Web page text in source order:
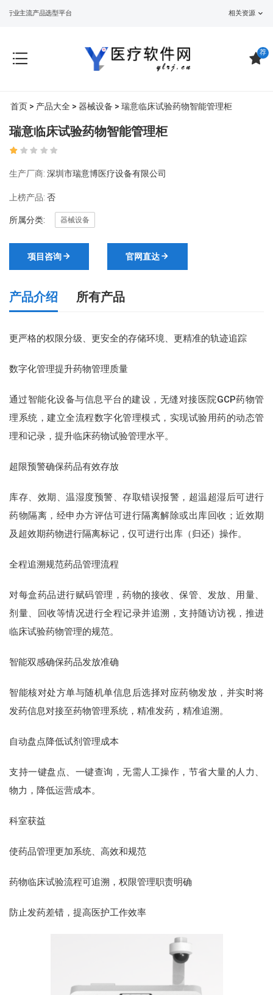
主流产品选型平台 相关资源
荐
首页 > 产品大全 > 器械设备 > 瑞意临床试验药物智能管理柜
瑞意临床试验药物智能管理柜
生产厂商: 深圳市瑞意博医疗设备有限公司
上榜产品: 否
所属分类: 器械设备
项目咨询 官网直达
产品介绍 所有产品
更严格的权限分级、更安全的存储环境、更精准的轨迹追踪
数字化管理提升药物管理质量
通过智能化设备与信息平台的建设，无缝对接医院GCP药物管
理系统，建立全流程数字化管理模式，实现试验用药的动态管
理和记录，提升临床药物试验管理水平。
超限预警确保药品有效存放
库存、效期、温湿度预警、存取错误报警，超温超湿后可进行
药物隔离，经申办方评估可进行隔离解除或出库回收；近效期
及超效期药物进行隔离标记，仅可进行出库（归还）操作。
全程追溯规范药品管理流程
对每盒药品进行赋码管理，药物的接收、保管、发放、用量、
剂量、回收等情况进行全程记录并追溯，支持随访访视，推进
临床试验药物管理的规范。
智能双感确保药品发放准确
智能核对处方单与随机单信息后选择对应药物发放，并实时将
发药信息对接至药物管理系统，精准发药，精准追溯。
自动盘点降低试剂管理成本
支持一键盘点、一键查询，无需人工操作，节省大量的人力、
物力，降低运营成本。
科室获益
使药品管理更加系统、高效和规范
药物临床试验流程可追溯，权限管理职责明确
防止发药差错，提高医护工作效率
瑞意博麻精药品智能管理柜
瑞意临床试验药物智能管理柜
瑞意智能高值耗材柜